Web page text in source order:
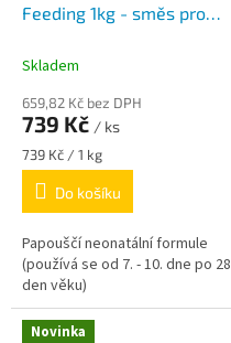
Feeding 1kg - směs pro
dne věku
Skladem
659,82 Kč bez DPH
739 Kč / ks
Měrná
cena:
739 Kč / 1 kg
Do košíku
Papouščí neonatální formule
(používá se od 7. - 10. dne po
den věku)
Novinka